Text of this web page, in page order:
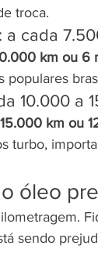
troca.
a cada
km ou 6
populares
10.000 a
km ou
turbo,
óleo
sendo